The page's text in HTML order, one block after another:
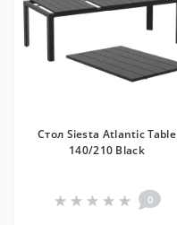
Cтол Siesta Atlantic Table
140/210 Black
0